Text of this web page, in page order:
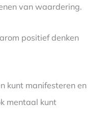
van waardering.
positief denken
kunt manifesteren en
mentaal kunt